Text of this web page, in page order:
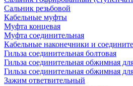
Сальник резьбовой
Кабельные муфты
Муфта концевая
Муфта соединительная
Кабельные наконечники и
Гильза соединительная болтовая
Гильза соединительная обжимная
Гильза соединительная обжимная
Зажим ответвительный